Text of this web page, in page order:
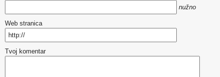
nužno
Web stranica
Tvoj komentar